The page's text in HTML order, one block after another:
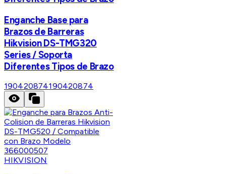
Enganche Base para
Brazos de Barreras
Hikvision DS-TMG320
Series / Soporta
Diferentes Tipos de Brazo
190420874190420874
HIKVISION